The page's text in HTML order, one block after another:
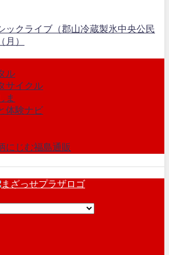
ックライブ（郡山冷蔵製氷中央公民
）